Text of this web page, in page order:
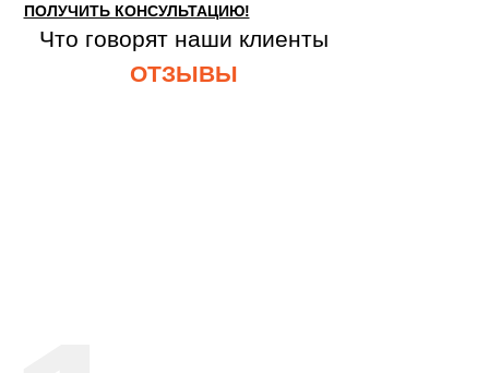
ПОЛУЧИТЬ КОНСУЛЬТАЦИЮ!
Что говорят наши клиенты
ОТЗЫВЫ